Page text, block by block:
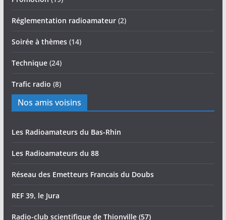
Réglementation radioamateur(2)
Soirée à thèmes(14)
Technique(24)
Trafic radio (8)
Nos amis voisins
Les Radioamateurs du Bas-Rhin
Les Radioamateurs du 88
Réseau des Emetteurs Francais du Doubs
REF 39, le Jura
Radio-club scientifique de Thionville (57)